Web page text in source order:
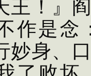
王！』
作是念
妙身、